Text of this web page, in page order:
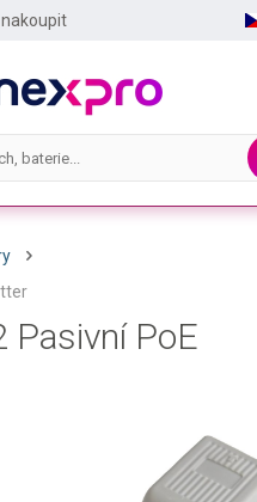
nakoupit
Pasivní PoE